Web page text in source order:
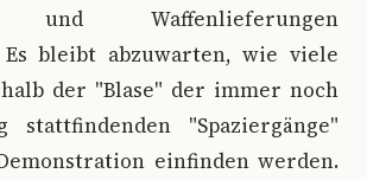
und Waffenlieferungen
Es bleibt abzuwarten, wie viele
der "Blase" der immer noch
stattfindenden "Spaziergänge"
einfinden werden.